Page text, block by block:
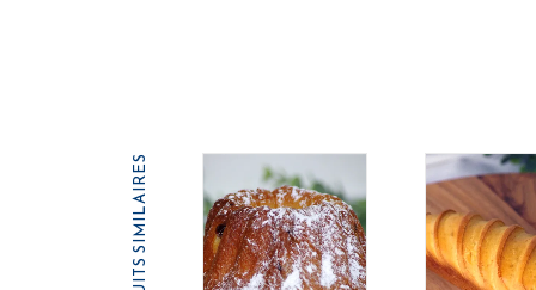
PRODUITS SIMILAIRES